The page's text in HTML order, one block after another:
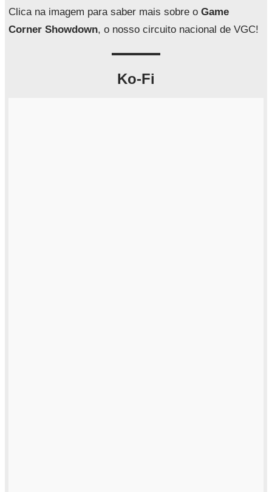
a
Clica na imagem para saber mais sobre o Game
Corner Showdown, o nosso circuito nacional de VGC!
Ko-Fi